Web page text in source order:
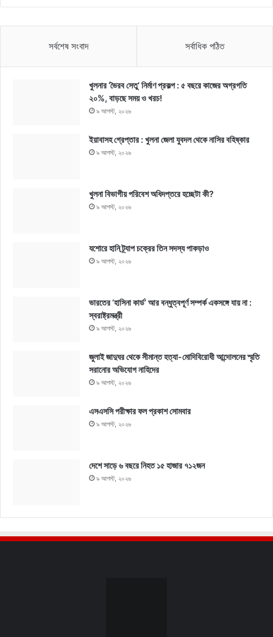
সর্বশেষ সংবাদ সর্বাধিক পঠিত
খুলনার ‘ভৈরব সেতু’ নির্মাণ প্রকল্প : ৫ বছরে কাজের অগ্রগতি
২০%, বাড়ছে সময় ও খরচ!
৯ আগস্ট, ২০২৬
ইয়াবাসহ গ্রেপ্তার : খুলনা জেলা যুবদল থেকে নাসির বহিষ্কার
৯ আগস্ট, ২০২৬
খুলনা বিভাগীয় পরিবেশ অধিদপ্তরে হচ্ছেটা কী?
৯ আগস্ট, ২০২৬
যশোরে হানি ট্র্যাপ চক্রের তিন সদস্য পাকড়াও
৯ আগস্ট, ২০২৬
ভারতের ‘হাসিনা কার্ড’ আর বন্ধুত্বপূর্ণ সম্পর্ক একসঙ্গে যায় না :
স্বরাষ্ট্রমন্ত্রী
৯ আগস্ট, ২০২৬
জুলাই জাদুঘর থেকে সীমান্ত হত্যা-মোদিবিরোধী আন্দোলনের স্মৃতি
সরানোর অভিযোগ নাহিদের
৯ আগস্ট, ২০২৬
এসএসসি পরীক্ষার ফল প্রকাশ সোমবার
৯ আগস্ট, ২০২৬
দেশে সাড়ে ৬ বছরে নিহত ১৫ হাজার ৭১২জন
৯ আগস্ট, ২০২৬